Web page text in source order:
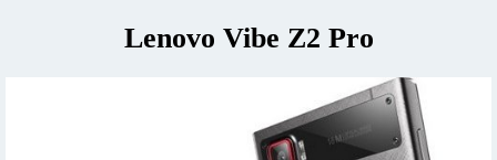
Lenovo Vibe Z2 Pro